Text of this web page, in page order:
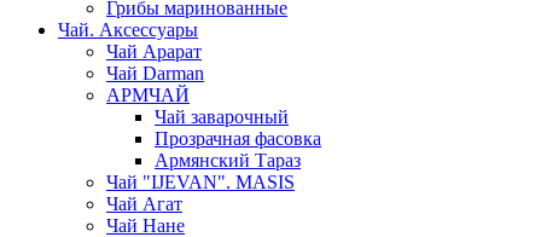
Грибы маринованные
Чай. Аксессуары
Чай Арарат
Чай Darman
АРМЧАЙ
Чай заварочный
Прозрачная фасовка
Армянский Тараз
Чай "IJEVAN". MASIS
Чай Агат
Чай Нане